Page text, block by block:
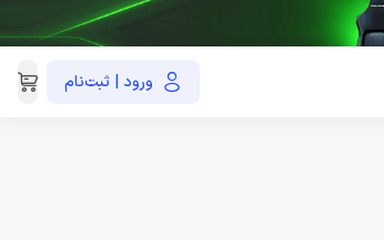
ورود | ثبت‌نام021-91035390